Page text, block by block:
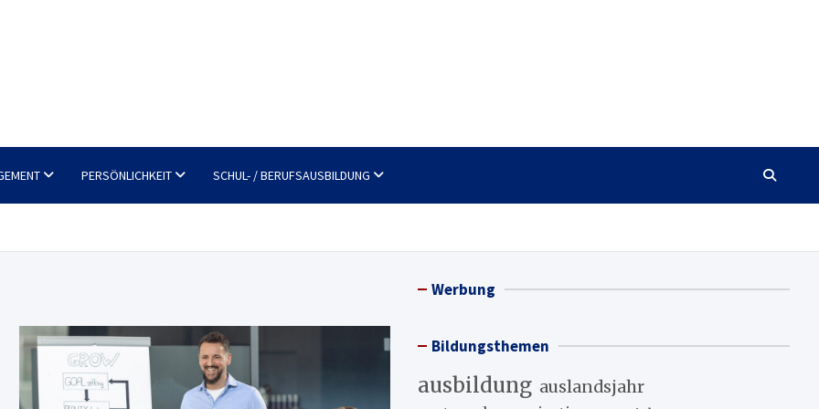
PERSÖNLICHKEIT SCHUL- / BERUFSAUSBILDUNG
Werbung
Bildungsthemen
ausbildung auslandsjahr